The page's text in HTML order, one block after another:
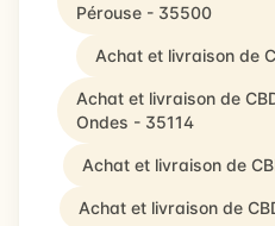
Pérouse - 35500
Achat et livraison de
Achat et livraison de
Ondes - 35114
Achat et livraison de
Achat et livraison de